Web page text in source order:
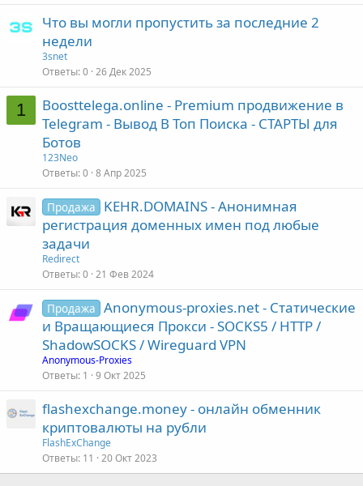
Что вы могли пропустить за последние 2
недели
3snet
Ответы 0 26 Дек 2025
1
Boosttelega.online - Premium продвижение в
Telegram - Вывод В Топ Поиска - СТАРТЫ для
Ботов
123Neo
Ответы 0 8 Апр 2025
Продажа
KEHR.DOMAINS - Анонимная
регистрация доменных имен под любые
задачи
Redirect
Ответы 0 21 Фев 2024
Продажа Anonymous-proxies.net - Статические
и Вращающиеся Прокси - SOCKS5 / HTTP /
ShadowSOCKS / Wireguard VPN
Anonymous-Proxies
Ответы 1 9 Окт 2025
flashexchange.money - онлайн обменник
криптовалюты на рубли
FlashExChange
Ответы 11 20 Окт 2023